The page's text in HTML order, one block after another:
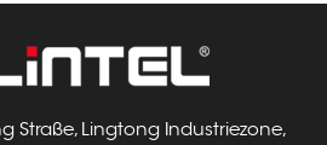
Straße, Lingtong Industriezone,